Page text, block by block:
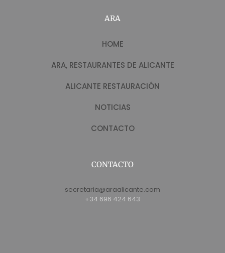
ARA
HOME
ARA, RESTAURANTES DE ALICANTE
ALICANTE RESTAURACIÓN
NOTICIAS
CONTACTO
CONTACTO
secretaria@araalicante.com
+34 696 424 643